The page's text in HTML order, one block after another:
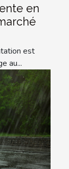
en
est
au...